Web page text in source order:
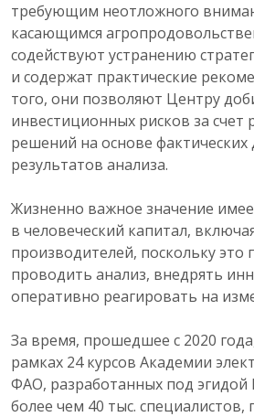
требующим неотложного
касающимся
содействуют устранению
и содержат практические
того, они позволяют Центру
инвестиционных рисков за счет
решений на основе фактических
результатов анализа.
Жизненно важное значение
в человеческий капитал,
производителей, поскольку это
проводить анализ, внедрять
оперативно реагировать на
За время, прошедшее с 2020
рамках 24 курсов Академии
ФАО, разработанных под
более чем 40 тыс.